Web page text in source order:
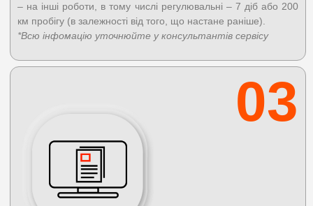
– на інші роботи, в тому числі регулювальні – 7 діб або 200
км пробігу (в залежності від того, що настане раніше).
*Всю інфомацію уточнюйте у консультантів сервісу
03